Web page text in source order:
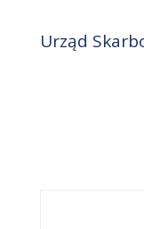
Urząd